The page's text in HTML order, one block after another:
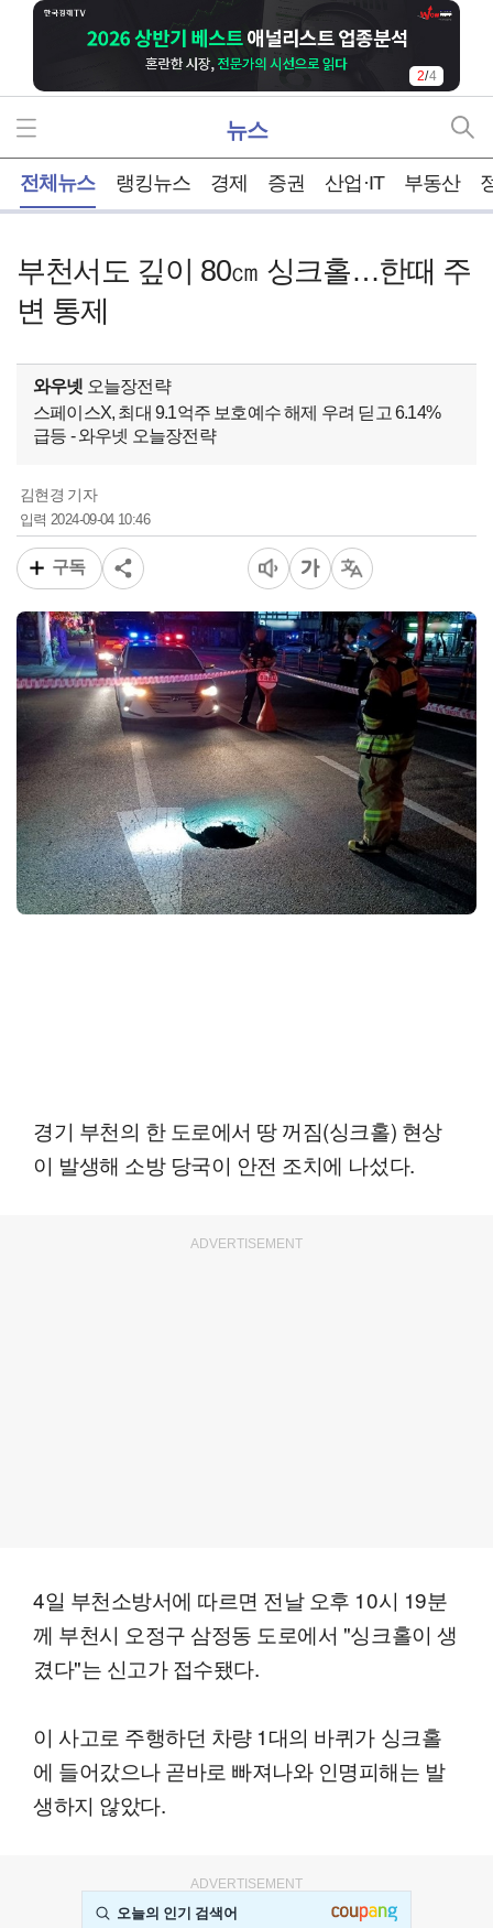
2/4
뉴스
전체뉴스 랭킹뉴스 경제 증권 산업·IT 부동산
부천서도 깊이 80㎝ 싱크홀…한때 주
변 통제
와우넷 오늘장전략
스페이스X, 최대 9.1억주 보호예수 해제 우려 딛고 6.14%
급등 - 와우넷 오늘장전략
김현경 기자
입력 2024-09-04 10:46
구독
경기 부천의 한 도로에서 땅 꺼짐(싱크홀) 현상
이 발생해 소방 당국이 안전 조치에 나섰다.
ADVERTISEMENT
4일 부천소방서에 따르면 전날 오후 10시 19분
께 부천시 오정구 삼정동 도로에서 "싱크홀이 생
겼다"는 신고가 접수됐다.
이 사고로 주행하던 차량 1대의 바퀴가 싱크홀
에 들어갔으나 곧바로 빠져나와 인명피해는 발
생하지 않았다.
ADVERTISEMENT